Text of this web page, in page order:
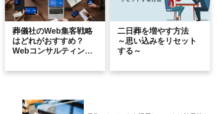
葬儀社のWeb集客戦略
はどれがおすすめ？
Webコンサルティング
二日葬を増やす方法
～思い込みをリセット
する～